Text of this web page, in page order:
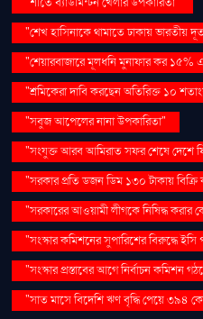
"শেখ হাসিনাকে থামাতে ঢাকায় ভারতীয়
"শেয়ারবাজারে মূলধনি মুনাফার কর ১৫%
"শ্রমিকেরা দাবি করছেন অতিরিক্ত ১০
"সবুজ আপেলের নানা উপকারিতা"
"সংযুক্ত আরব আমিরাত সফর শেষে দেশে
"সরকার প্রতি ডজন ডিম ১৩০ টাকায়
"সরকারের আওয়ামী লীগকে নিষিদ্ধ করার
"সংস্কার কমিশনের সুপারিশের বিরুদ্ধে ইসি
"সংস্কার প্রস্তাবের আগে নির্বাচন কমিশন
"সাত মাসে বিদেশি ঋণ বৃদ্ধি পেয়ে ৩৯৪